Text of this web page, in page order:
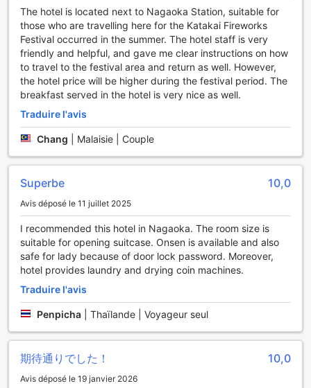
tracas à ses hôtes. Pour garantir la sécurité de vos biens
précieux, l'établissement dispose de coffres-forts à la
réception, vous permettant de profiter de votre séjour en
toute tranquillité d'esprit. De plus, le Wi-Fi gratuit est
accessible dans toutes les chambres, ainsi que dans les
espaces publics, vous assurant de rester connecté à tout
moment, que ce soit pour le travail ou le loisir.
Pour votre confort, l'hôtel propose également un service de
stockage des bagages, idéal pour ceux qui souhaitent
explorer la ville sans être alourdis par leurs valises. Si vous
avez besoin de vous rafraîchir ou de vous restaurer
rapidement, des distributeurs automatiques sont à votre
garantit que votre chambre reste impeccable tout au long
de votre séjour. Pour ceux qui ont besoin de laver leurs
vêtements, un laverie est disponible sur place, ajoutant une
touche de commodité à votre expérience à Nagaoka.
Facilités de Transport à l'Hôtel Hokke Club Niigata-
Nagaoka
facilités de transport pratiques, idéales pour les voyageurs
préfèrent la liberté d'une voiture, l'hôtel propose un service
de location de voitures, permettant à ses hôtes de
découvrir les merveilles de Nagaoka et ses alentours à leur
propre rythme. Que vous souhaitiez visiter des sites
The hotel is located next to Nagaoka Station, suitable for
those who are travelling here for the Katakai Fireworks
Festival occurred in the summer. The hotel staff is very
friendly and helpful, and gave me clear instructions on how
to travel to the festival area and return as well. However,
the hotel price will be higher during the festival period. The
breakfast served in the hotel is very nice as well.
Traduire l'avis
Chang Malaisie | Couple
Superbe 10,0
Avis déposé le 11 juillet 2025
I recommended this hotel in Nagaoka. The room size is
suitable for opening suitcase. Onsen is available and also
safe for lady because of door lock password. Moreover,
hotel provides laundry and drying coin machines.
Traduire l'avis
Penpicha Thaïlande | Voyageur seul
期待通りでした！ 10,0
Avis déposé le 19 janvier 2026